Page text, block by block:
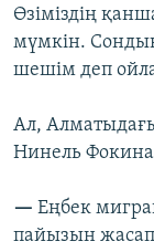
Өзіміздің
мүмкін.
шешім деп
Ал,
Нинель
— Еңбек
пайызын